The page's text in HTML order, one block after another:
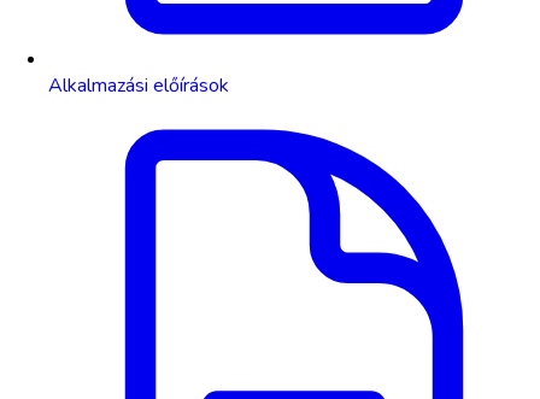
Alkalmazási előírások